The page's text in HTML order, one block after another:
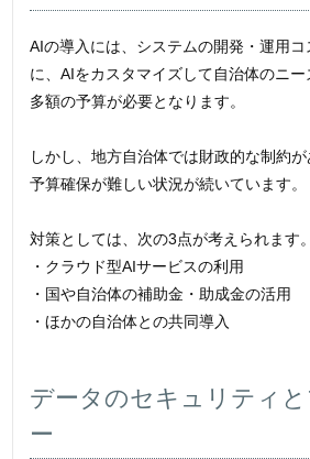
AIの導入には、システムの開発・運用
に、AIをカスタマイズして自治体のニー
多額の予算が必要となります。
しかし、地方自治体では財政的な制約
予算確保が難しい状況が続いています。
対策としては、次の3点が考えられます。
・クラウド型AIサービスの利用
・国や自治体の補助金・助成金の活用
・ほかの自治体との共同導入
データのセキュリティ
ー